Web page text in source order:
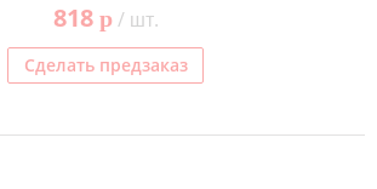
818 p/ шт.
Сделать предзаказ